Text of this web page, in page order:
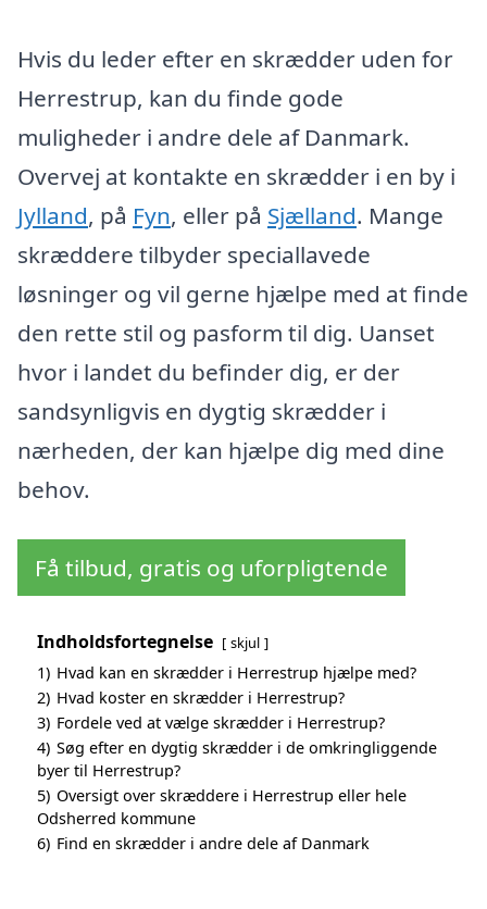
Hvis du leder efter en skrædder uden for
Herrestrup, kan du finde gode
muligheder i andre dele af Danmark.
Overvej at kontakte en skrædder i en by i
Jylland, på Fyn, eller på Sjælland. Mange
skræddere tilbyder speciallavede
løsninger og vil gerne hjælpe med at finde
den rette stil og pasform til dig. Uanset
hvor i landet du befinder dig, er der
sandsynligvis en dygtig skrædder i
nærheden, der kan hjælpe dig med dine
behov.
Få tilbud, gratis og uforpligtende
Indholdsfortegnelse skjul
1) Hvad kan en skrædder i Herrestrup hjælpe med?
2) Hvad koster en skrædder i Herrestrup?
3) Fordele ved at vælge skrædder i Herrestrup?
4) Søg efter en dygtig skrædder i de omkringliggende
byer til Herrestrup?
5) Oversigt over skræddere i Herrestrup eller hele
Odsherred kommune
6) Find en skrædder i andre dele af Danmark